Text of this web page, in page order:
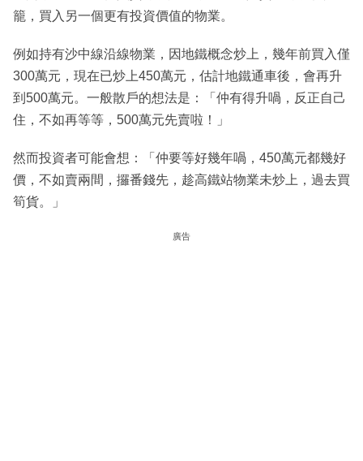
籠，買入另一個更有投資價值的物業。
例如持有沙中線沿線物業，因地鐵概念炒上，幾年前買入僅
300萬元，現在已炒上450萬元，估計地鐵通車後，會再升
到500萬元。一般散戶的想法是：「仲有得升喎，反正自己
住，不如再等等，500萬元先賣啦！」
然而投資者可能會想：「仲要等好幾年喎，450萬元都幾好
價，不如賣兩間，攞番錢先，趁高鐵站物業未炒上，過去買
筍貨。」
廣告